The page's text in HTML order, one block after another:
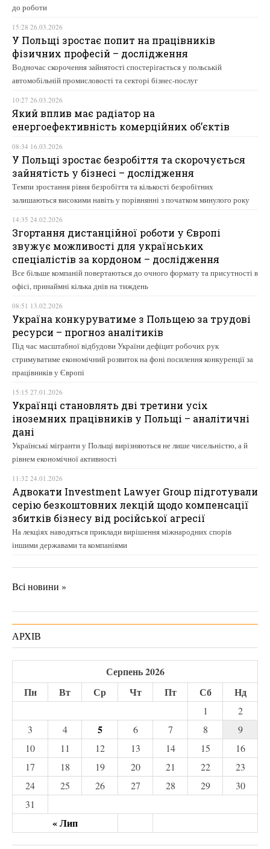
до роботи
15:28 26.03.2026
У Польщі зростає попит на працівників
фізичних професій – дослідження
Водночас скорочення зайнятості спостерігається у польській
автомобільній промисловості та секторі бізнес-послуг
10:27 26.03.2026
Який вплив має радіатор на
енергоефективність комерційних об’єктів
08:34 16.03.2026
У Польщі зростає безробіття та скорочується
зайнятість у бізнесі – дослідження
Темпи зростання рівня безробіття та кількості безробітних
залишаються високими навіть у порівнянні з початком минулого року
14:35 24.02.2026
Згортання дистанційної роботи у Європі
звужує можливості для українських
спеціалістів за кордоном – дослідження
Все більше компаній повертаються до очного формату та присутності в
офісі, принаймні кілька днів на тиждень
08:51 13.02.2026
Україна конкуруватиме з Польщею за трудові
ресурси – прогноз аналітиків
Під час масштабної відбудови України дефіцит робочих рук
стримуватиме економічний розвиток на фоні посилення конкуренції за
працівників у Європі
15:15 27.01.2026
Українці становлять дві третини усіх
іноземних працівників у Польщі – аналітичні
дані
Українські мігранти у Польщі вирізняються не лише чисельністю, а й
рівнем економічної активності
11:32 24.01.2026
Адвокати Investment Lawyer Group підготували
серію безкоштовних лекцій щодо компенсації
збитків бізнесу від російської агресії
На лекціях наводяться приклади вирішення міжнародних спорів
іншими державами та компаніями
Всі новини »
АРХІВ
Серпень 2026
Пн
Вт Ср Чт Пт Сб Нд
« Лип
1
2
3
4 5 6 7 8
9
10
11 12 13 14 15
16
17
18 19 20 21 22
23
24
25 26 27 28 29
30
31